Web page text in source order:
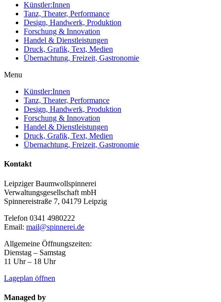
Künstler:Innen
Tanz, Theater, Performance
Design, Handwerk, Produktion
Forschung & Innovation
Handel & Dienstleistungen
Druck, Grafik, Text, Medien
Übernachtung, Freizeit, Gastronomie
Menu
Künstler:Innen
Tanz, Theater, Performance
Design, Handwerk, Produktion
Forschung & Innovation
Handel & Dienstleistungen
Druck, Grafik, Text, Medien
Übernachtung, Freizeit, Gastronomie
Kontakt
Leipziger Baumwollspinnerei
Verwaltungsgesellschaft mbH
Spinnereistraße 7, 04179 Leipzig
Telefon 0341 4980222
Email: mail@spinnerei.de
Allgemeine Öffnungszeiten:
Dienstag – Samstag
11 Uhr – 18 Uhr
Lageplan öffnen
Managed by